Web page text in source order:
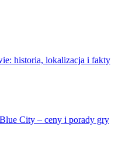
historia, lokalizacja i fakty
City – ceny i porady gry